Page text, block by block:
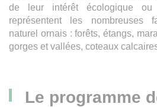
de leur intérêt écologique ou
représentent les nombreuses
naturel ornais : forêts, étangs,
gorges et vallées, coteaux
Le programme